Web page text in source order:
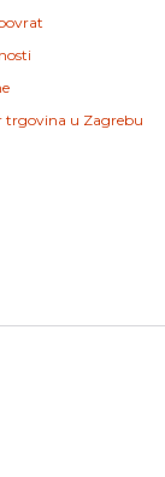
trgovina u Zagrebu